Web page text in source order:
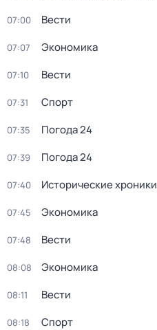
07:00 Вести
07:07 Экономика
07:10 Вести
07:31 Спорт
07:35 Погода 24
07:39 Погода 24
07:40 Исторические хроники
07:45 Экономика
07:48 Вести
08:08 Экономика
08:11 Вести
08:18 Спорт